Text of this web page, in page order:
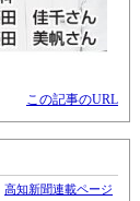
この記事のURL
高知新聞連載ページ